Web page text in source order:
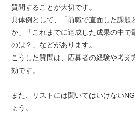
質問することが大切です。
具体例として、「前職で直面した課題
か」「これまでに達成した成果の中で
のは？」などがあります。
こうした質問は、応募者の経験や考え
効です。
また、リストには聞いてはいけない
ょう。